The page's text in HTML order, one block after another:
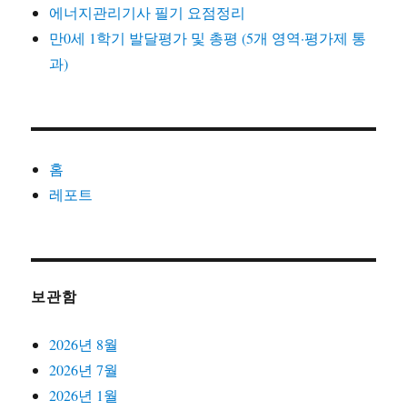
에너지관리기사 필기 요점정리
만0세 1학기 발달평가 및 총평 (5개 영역·평가제 통
과)
홈
레포트
보관함
2026년 8월
2026년 7월
2026년 1월